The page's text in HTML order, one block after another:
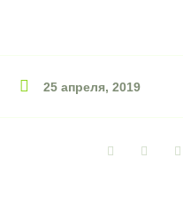
25 апреля, 2019
FacebookTwitter